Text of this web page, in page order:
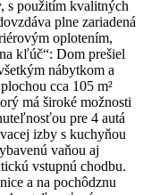
s použitím kvalitných
plne zariadená
oplotením,
kľúč“: Dom prešiel
nábytkom a
cca 105 m²
má široké možnosti
pre 4 autá
izby s kuchyňou
vaňou aj
vstupnú chodbu.
a na pochôdznu